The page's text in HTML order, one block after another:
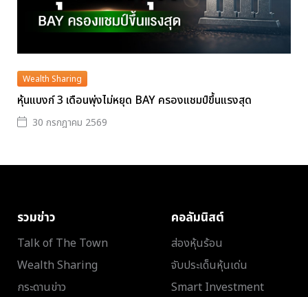
Wealth Sharing
หุ้นแบงก์ 3 เดือนพุ่งไม่หยุด BAY ครองแชมป์ขึ้นแรงสุด
30 กรกฎาคม 2569
รวมข่าว
Talk of The Town
Wealth Sharing
กระดานข่าว
คอลัมนิสต์
ส่องหุ้นร้อน
จับประเด็นหุ้นเด่น
Smart Investment